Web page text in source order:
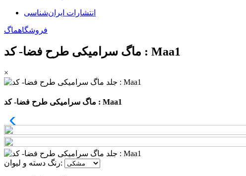
انتشارات ایران‌شناسی
فروشگاهماگ
ماگ سرامیکی طرح فضا- کد : Maa1
×
ماگ سرامیکی طرح فضا- کد : Maa1
رنگ دسته و لیوان: